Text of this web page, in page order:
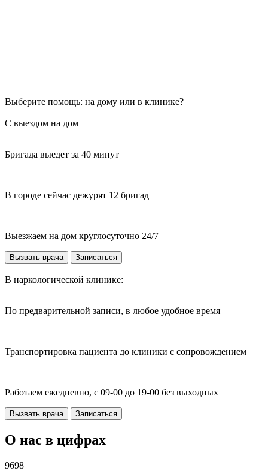
Выберите помощь: на дому или в клинике?
С выездом на дом
Бригада выедет за 40 минут
В городе сейчас дежурят 12 бригад
Выезжаем на дом круглосуточно 24/7
Вызвать врача Записаться
В наркологической клинике:
По предварительной записи, в любое удобное время
Транспортировка пациента до клиники с сопровождением
Работаем ежедневно, с 09-00 до 19-00 без выходных
Вызвать врача Записаться
О нас в цифрах
9698